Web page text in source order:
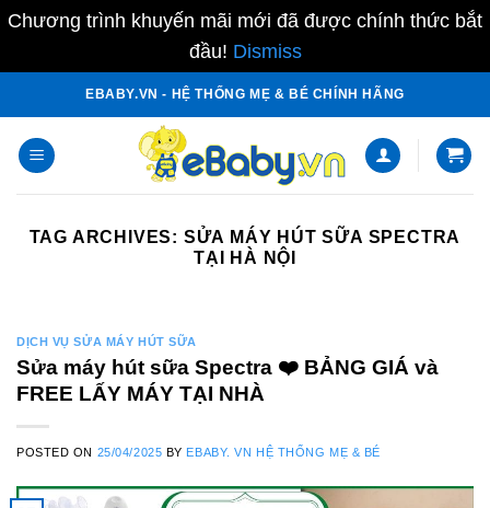
Chương trình khuyến mãi mới đã được chính thức bắt
đầu! Dismiss
content
EBABY.VN - HỆ THỐNG MẸ & BÉ CHÍNH HÃNG
TAG ARCHIVES: SỬA MÁY HÚT SỮA SPECTRA
TẠI HÀ NỘI
DỊCH VỤ SỬA MÁY HÚT SỮA
Sửa máy hút sữa Spectra ❤️️ BẢNG GIÁ và
FREE LẤY MÁY TẠI NHÀ
POSTED ON 25/04/2025 BY EBABY. VN HỆ THỐNG MẸ & BÉ